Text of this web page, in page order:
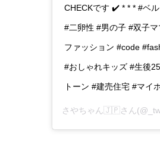
CHECKです ✔️ * * * #ベ
#二卵性 #男の子 #双子
ファッション #code
#おしゃれキッズ #生後
トーン #建売住宅 #マイ
さやちゃん🇯🇵さん